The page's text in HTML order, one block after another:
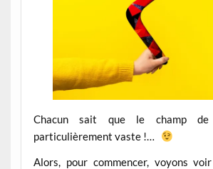
Chacun sait que le champ de
particulièrement vaste !…
Alors, pour commencer, voyons